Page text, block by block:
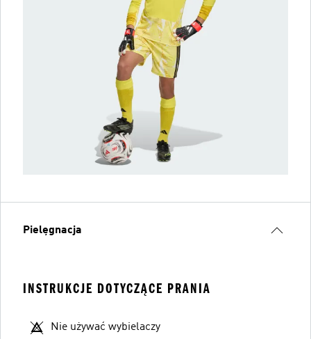
Pielęgnacja
INSTRUKCJE DOTYCZĄCE PRANIA
Nie używać wybielaczy